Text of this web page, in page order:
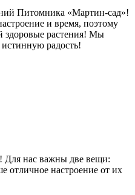
Питомника «Мартин-сад»!
и время, поэтому
здоровые растения! Мы
радость!
нас важны две вещи:
отличное настроение от их